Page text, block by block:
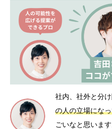
社内、社外と分け
の人の立場にな
ごいなと思いま